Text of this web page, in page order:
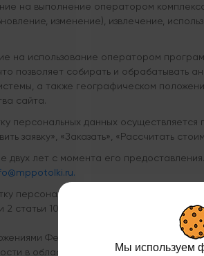
на выполнение оператором
изменение), извлечение,
на использование оператором
позволяет собирать и обрабатывать
а также географическом
сайта.
персональных данных
заявку», «Заказать», «Рассчитать
двух лет с момента его
персональных данных оператор
2 статьи 10 и части 2 статьи 11
Федерального закона от
в области защиты персональных
Мы используем